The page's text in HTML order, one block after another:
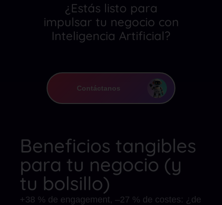
¿Estás listo para
impulsar tu negocio con
Inteligencia Artificial?
Contáctanos
Beneficios tangibles
para tu negocio (y
tu bolsillo)
+38 % de engagement, –27 % de costes: ¿de